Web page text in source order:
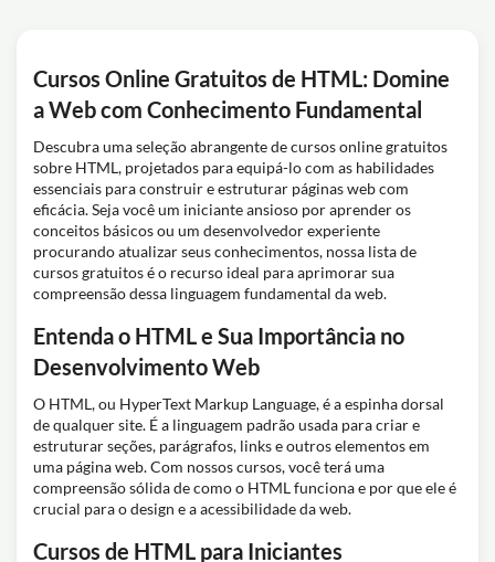
Cursos Online Gratuitos de HTML: Domine
a Web com Conhecimento Fundamental
Descubra uma seleção abrangente de cursos online gratuitos
sobre HTML, projetados para equipá-lo com as habilidades
essenciais para construir e estruturar páginas web com
eficácia. Seja você um iniciante ansioso por aprender os
conceitos básicos ou um desenvolvedor experiente
procurando atualizar seus conhecimentos, nossa lista de
cursos gratuitos é o recurso ideal para aprimorar sua
compreensão dessa linguagem fundamental da web.
Entenda o HTML e Sua Importância no
Desenvolvimento Web
O HTML, ou HyperText Markup Language, é a espinha dorsal
de qualquer site. É a linguagem padrão usada para criar e
estruturar seções, parágrafos, links e outros elementos em
uma página web. Com nossos cursos, você terá uma
compreensão sólida de como o HTML funciona e por que ele é
crucial para o design e a acessibilidade da web.
Cursos de HTML para Iniciantes